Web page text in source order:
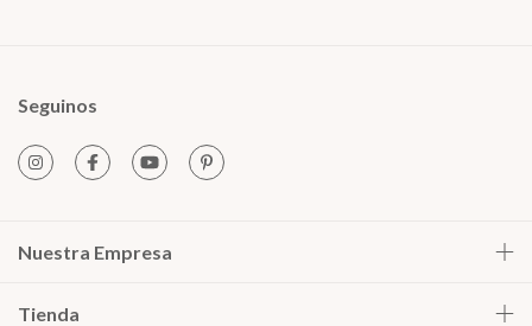
Seguinos
Nuestra Empresa
Tienda